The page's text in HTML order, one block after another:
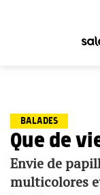
BALADES
Que de
Envie de
multicolores